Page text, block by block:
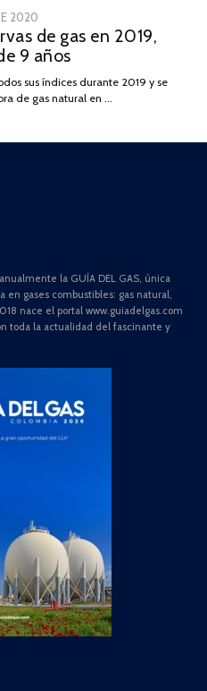
2020
DE
JULIO
2025
de gas en 2019,
9 años
sus índices durante 2019 y se
de gas natural en …
la GUÍA DEL GAS, única
en gases combustibles: gas natural,
nace el portal www.guiadelgas.com
toda la actualidad del fascinante y